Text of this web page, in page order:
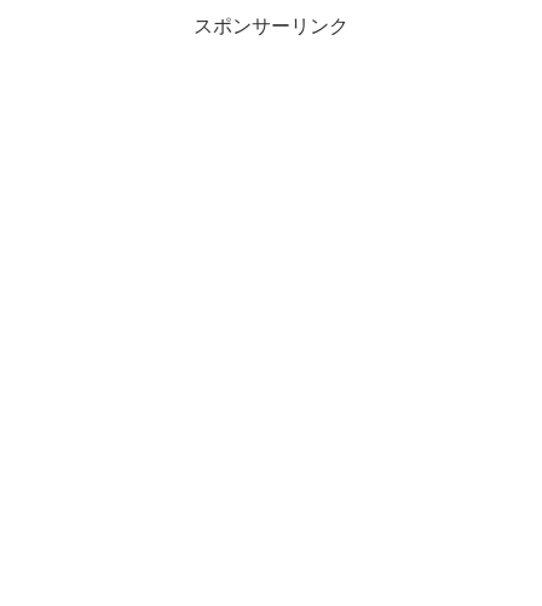
スポンサーリンク